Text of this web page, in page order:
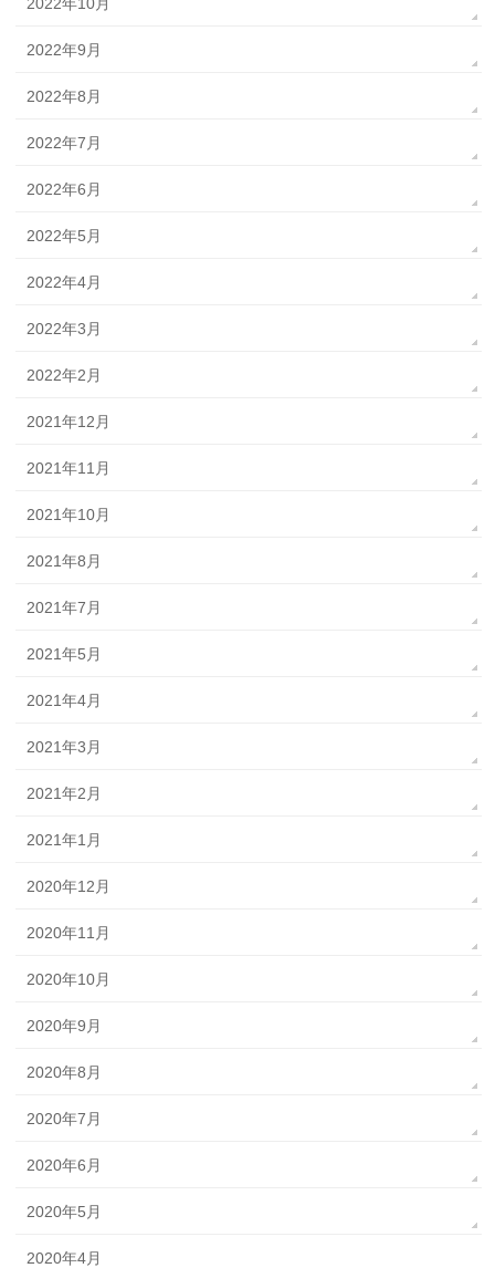
2022年9月
2022年8月
2022年7月
2022年6月
2022年5月
2022年4月
2022年3月
2022年2月
2021年12月
2021年11月
2021年10月
2021年8月
2021年7月
2021年5月
2021年4月
2021年3月
2021年2月
2021年1月
2020年12月
2020年11月
2020年10月
2020年9月
2020年8月
2020年7月
2020年6月
2020年5月
2020年4月